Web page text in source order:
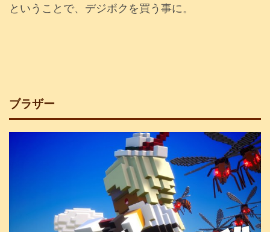
ということで、デジボクを買う事に。
ブラザー